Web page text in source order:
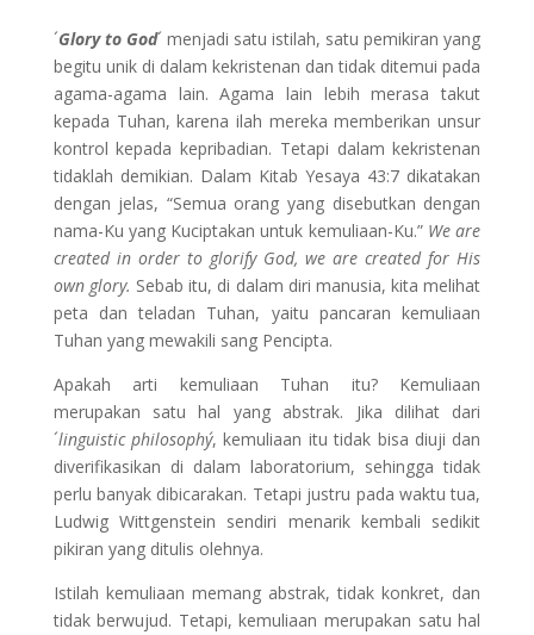
´Glory to God´ menjadi satu istilah, satu pemikiran yang
begitu unik di dalam kekristenan dan tidak ditemui pada
agama-agama lain. Agama lain lebih merasa takut
kepada Tuhan, karena ilah mereka memberikan unsur
kontrol kepada kepribadian. Tetapi dalam kekristenan
tidaklah demikian. Dalam Kitab Yesaya 43:7 dikatakan
dengan jelas, “Semua orang yang disebutkan dengan
nama-Ku yang Kuciptakan untuk kemuliaan-Ku.” We are
created in order to glorify God, we are created for His
own glory. Sebab itu, di dalam diri manusia, kita melihat
peta dan teladan Tuhan, yaitu pancaran kemuliaan
Tuhan yang mewakili sang Pencipta.
Apakah arti kemuliaan Tuhan itu? Kemuliaan
merupakan satu hal yang abstrak. Jika dilihat dari
´linguistic philosophy´, kemuliaan itu tidak bisa diuji dan
diverifikasikan di dalam laboratorium, sehingga tidak
perlu banyak dibicarakan. Tetapi justru pada waktu tua,
Ludwig Wittgenstein sendiri menarik kembali sedikit
pikiran yang ditulis olehnya.
Istilah kemuliaan memang abstrak, tidak konkret, dan
tidak berwujud. Tetapi, kemuliaan merupakan satu hal